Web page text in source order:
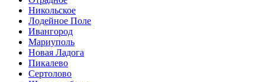
Никольское
Лодейное Поле
Ивангород
Мариуполь
Новая Ладога
Пикалево
Сертолово